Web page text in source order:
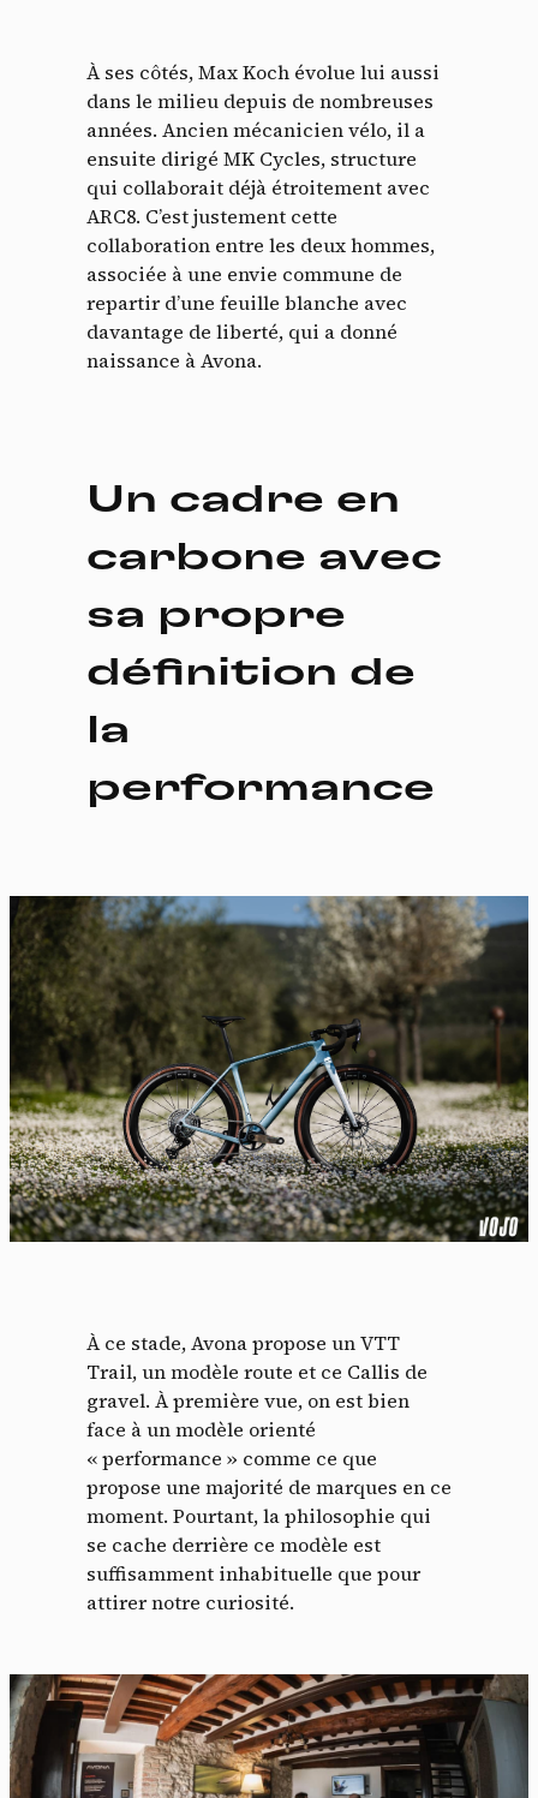
À ses côtés, Max Koch évolue lui aussi
dans le milieu depuis de nombreuses
années. Ancien mécanicien vélo, il a
ensuite dirigé MK Cycles, structure
qui collaborait déjà étroitement avec
ARC8. C’est justement cette
collaboration entre les deux hommes,
associée à une envie commune de
repartir d’une feuille blanche avec
davantage de liberté, qui a donné
naissance à Avona.
Un cadre en
carbone avec
sa propre
définition de
la
performance
À ce stade, Avona propose un VTT
Trail, un modèle route et ce Callis de
gravel. À première vue, on est bien
face à un modèle orienté
« performance » comme ce que
propose une majorité de marques en ce
moment. Pourtant, la philosophie qui
se cache derrière ce modèle est
suffisamment inhabituelle que pour
attirer notre curiosité.